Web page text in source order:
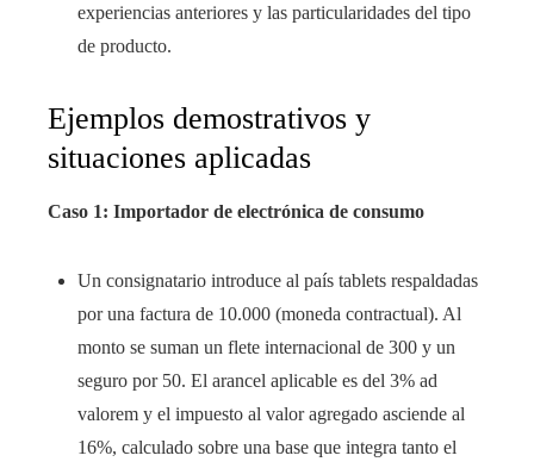
experiencias anteriores y las particularidades del tipo
de producto.
Ejemplos demostrativos y
situaciones aplicadas
Caso 1: Importador de electrónica de consumo
Un consignatario introduce al país tablets respaldadas
por una factura de 10.000 (moneda contractual). Al
monto se suman un flete internacional de 300 y un
seguro por 50. El arancel aplicable es del 3% ad
valorem y el impuesto al valor agregado asciende al
16%, calculado sobre una base que integra tanto el